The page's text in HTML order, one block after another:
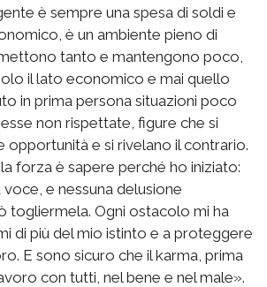
è sempre una spesa di soldi e
è un ambiente pieno di
tanto e mantengono poco,
il lato economico e mai quello
in prima persona situazioni poco
non rispettate, figure che si
opportunità e si rivelano il contrario.
forza è sapere perché ho iniziato:
voce, e nessuna delusione
togliermela. Ogni ostacolo mi ha
di più del mio istinto e a proteggere
E sono sicuro che il karma, prima
con tutti, nel bene e nel male».